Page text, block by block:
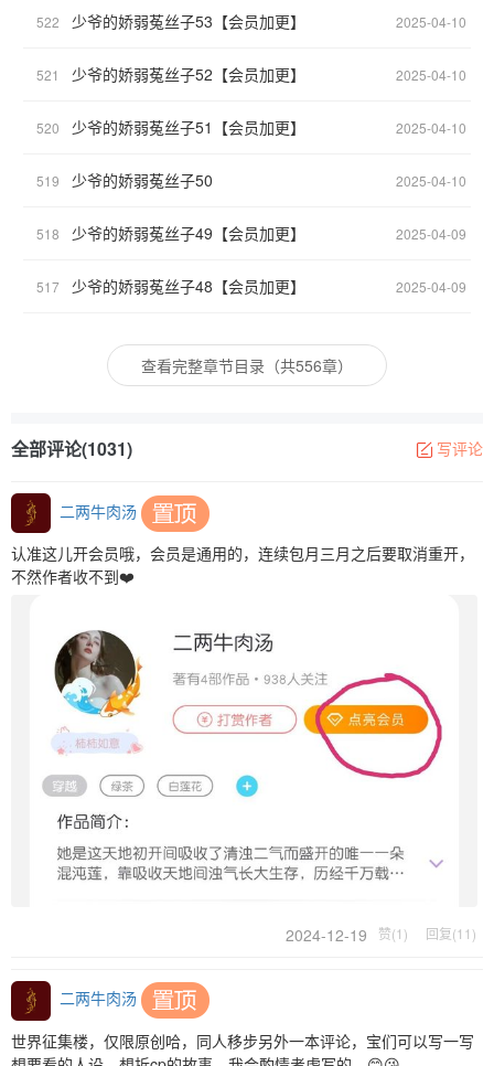
522 少爷的娇弱菟丝子53【会员加更】 2025-04-10
521 少爷的娇弱菟丝子52【会员加更】 2025-04-10
520 少爷的娇弱菟丝子51【会员加更】 2025-04-10
519 少爷的娇弱菟丝子50 2025-04-10
518 少爷的娇弱菟丝子49【会员加更】 2025-04-09
517 少爷的娇弱菟丝子48【会员加更】 2025-04-09
查看完整章节目录（共556章）
全部评论(1031) 写评论
二两牛肉汤
认准这儿开会员哦，会员是通用的，连续包月三月之后要取消重开，
不然作者收不到❤️
2024-12-19 赞(1) 回复(11)
二两牛肉汤
世界征集楼，仅限原创哈，同人移步另外一本评论，宝们可以写一写